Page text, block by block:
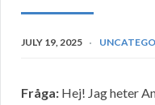
JULY 19, 2025
Fråga: Hej! Jag heter